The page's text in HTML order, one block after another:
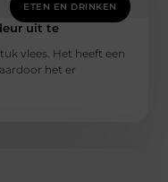
ETEN EN DRINKEN
uit te
vlees. Het heeft een
het er